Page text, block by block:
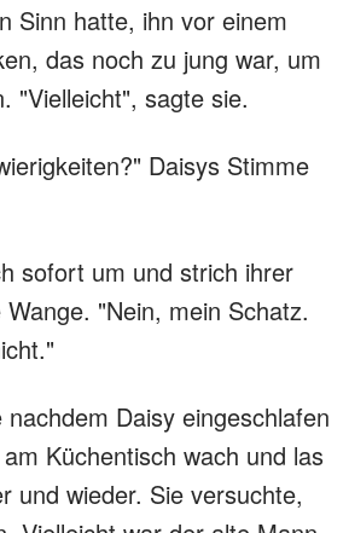
Sinn hatte, ihn vor einem
das noch zu jung war, um
"Vielleicht", sagte sie.
Daisys Stimme
sofort um und strich ihrer
"Nein, mein Schatz.
Daisy eingeschlafen
Küchentisch wach und las
und wieder. Sie versuchte,